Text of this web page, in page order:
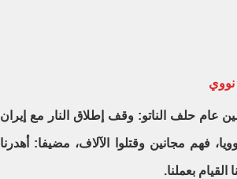
نووي
حلف الناتو: وقف إطلاق النار مع إيران
فهم مجانين وقتلوا الآلاف، مضيفا: أهدرنا
بعملنا.